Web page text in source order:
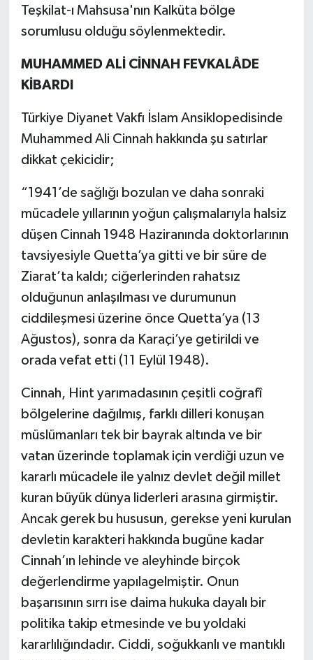
Teşkilat-ı Mahsusa'nın Kalküta bölge
sorumlusu olduğu söylenmektedir.
MUHAMMED ALİ CİNNAH FEVKALÂDE
KİBARDI
Türkiye Diyanet Vakfı İslam Ansiklopedisinde
Muhammed Ali Cinnah hakkında şu satırlar
dikkat çekicidir;
“1941’de sağlığı bozulan ve daha sonraki
mücadele yıllarının yoğun çalışmalarıyla halsiz
düşen Cinnah 1948 Haziranında doktorlarının
tavsiyesiyle Quetta’ya gitti ve bir süre de
Ziarat’ta kaldı; ciğerlerinden rahatsız
olduğunun anlaşılması ve durumunun
ciddileşmesi üzerine önce Quetta’ya (13
Ağustos), sonra da Karaçi’ye getirildi ve
orada vefat etti (11 Eylül 1948).
Cinnah, Hint yarımadasının çeşitli coğrafî
bölgelerine dağılmış, farklı dilleri konuşan
müslümanları tek bir bayrak altında ve bir
vatan üzerinde toplamak için verdiği uzun ve
kararlı mücadele ile yalnız devlet değil millet
kuran büyük dünya liderleri arasına girmiştir.
Ancak gerek bu hususun, gerekse yeni kurulan
devletin karakteri hakkında bugüne kadar
Cinnah’ın lehinde ve aleyhinde birçok
değerlendirme yapılagelmiştir. Onun
başarısının sırrı ise daima hukuka dayalı bir
politika takip etmesinde ve bu yoldaki
kararlılığındadır. Ciddi, soğukkanlı ve mantıklı